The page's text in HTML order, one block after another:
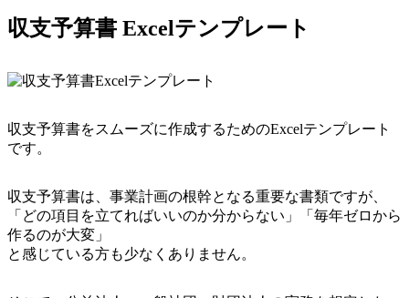
収支予算書 Excelテンプレート
収支予算書をスムーズに作成するためのExcelテンプレート
です。
収支予算書は、事業計画の根幹となる重要な書類ですが、
「どの項目を立てればいいのか分からない」「毎年ゼロから
作るのが大変」
と感じている方も少なくありません。